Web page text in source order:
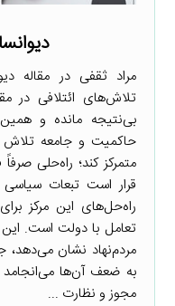
مراد ثقفی در مقاله
تلاش‌های ائتلافی در
بی‌نتیجه مانده و
حاکمیت و جامعه تلاش
متمرکز کند؛ راه‌حلی
قرار است تبعات
راه‌حل‌های این مرکز
تعامل با دولت است.
مردم‌نهاد نشان
به ضعف آن‌ها
مجوز و نظارت ...